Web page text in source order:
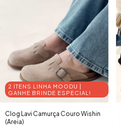
2 ITENS LINHA MOODU |
GANHE BRINDE ESPECIAL!
Clog Lavi Camurça Couro Wishin
(Areia)